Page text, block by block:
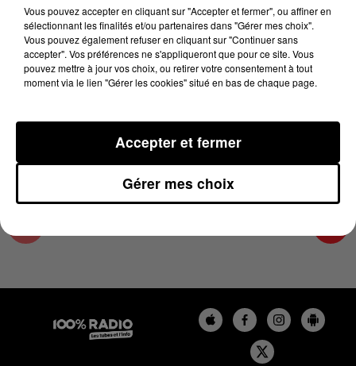
17 octobre 2024 - 4 min 9 sec
LES INFOS DU GRAND TOULOUSE DU
17/10/2024 À 07H30
Podcasts infos du grand Toulouse
Vous pouvez accepter en cliquant sur "Accepter et fermer", ou affiner en
sélectionnant les finalités et/ou partenaires dans "Gérer mes choix".
Vous pouvez également refuser en cliquant sur "Continuer sans
accepter". Vos préférences ne s'appliqueront que pour ce site. Vous
pouvez mettre à jour vos choix, ou retirer votre consentement à tout
moment via le lien "Gérer les cookies" situé en bas de chaque page.
Gérer mes choix
Accepter et fermer